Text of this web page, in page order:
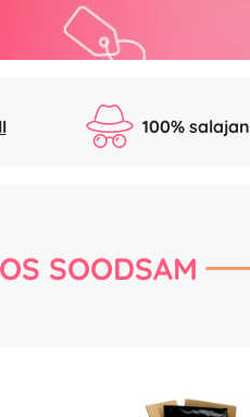
100%
SOODSAM